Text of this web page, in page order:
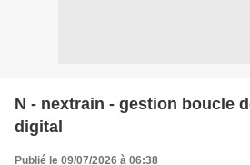
N - nextrain - gestion boucle
digital
Publié le 09/07/2026 à 06:38